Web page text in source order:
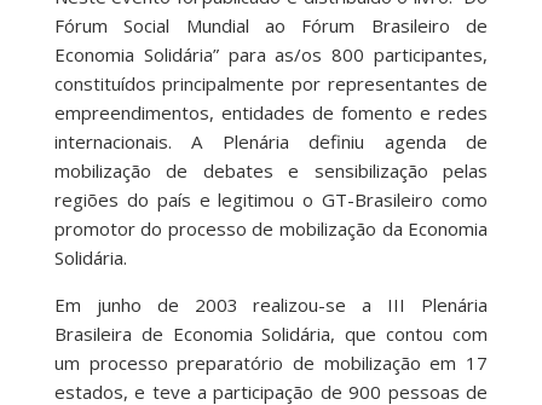
Fórum Social Mundial ao Fórum Brasileiro de
Economia Solidária” para as/os 800 participantes,
constituídos principalmente por representantes de
empreendimentos, entidades de fomento e redes
internacionais. A Plenária definiu agenda de
mobilização de debates e sensibilização pelas
regiões do país e legitimou o GT-Brasileiro como
promotor do processo de mobilização da Economia
Solidária.
Em junho de 2003 realizou-se a III Plenária
Brasileira de Economia Solidária, que contou com
um processo preparatório de mobilização em 17
estados, e teve a participação de 900 pessoas de